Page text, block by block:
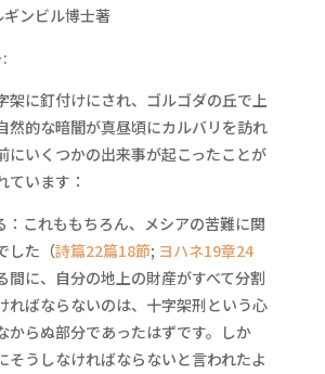
ンビル博士著
架に釘付けにされ、ゴルゴダの丘で上
然的な暗闇が真昼頃にカルバリを訪れ
にいくつかの出来事が起こったことが
ています：
：これももちろん、メシアの苦難に関
した（詩篇22篇18節; ヨハネ19章24
間に、自分の地上の財産がすべて分割
ればならないのは、十字架刑という心
からぬ部分であったはずです。しか
そうしなければならないと言われたよ